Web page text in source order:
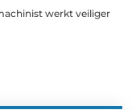
werkt veiliger